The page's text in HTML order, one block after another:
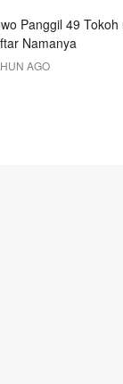
Panggil 49
Namanya
AGO